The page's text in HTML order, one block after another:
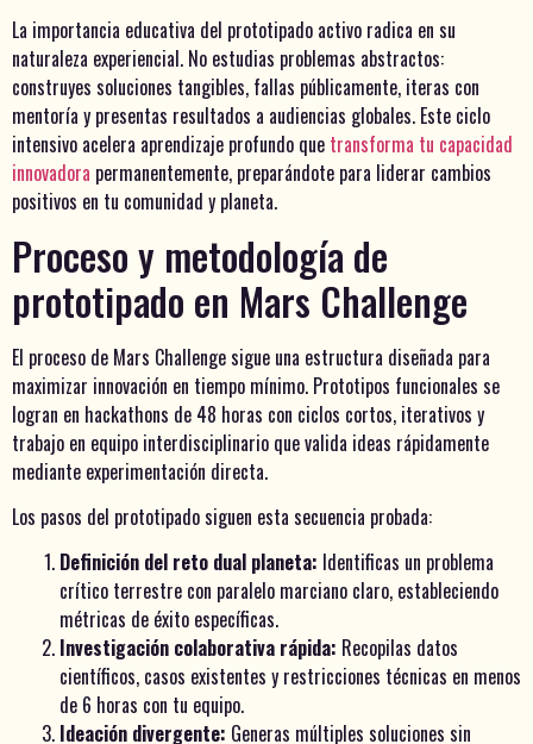
La importancia educativa del prototipado activo radica en su
naturaleza experiencial. No estudias problemas abstractos:
construyes soluciones tangibles, fallas públicamente, iteras con
mentoría y presentas resultados a audiencias globales. Este ciclo
intensivo acelera aprendizaje profundo que transforma tu capacidad
innovadora permanentemente, preparándote para liderar cambios
positivos en tu comunidad y planeta.
Proceso y metodología de
prototipado en Mars Challenge
El proceso de Mars Challenge sigue una estructura diseñada para
maximizar innovación en tiempo mínimo. Prototipos funcionales se
logran en hackathons de 48 horas con ciclos cortos, iterativos y
trabajo en equipo interdisciplinario que valida ideas rápidamente
mediante experimentación directa.
Los pasos del prototipado siguen esta secuencia probada:
Definición del reto dual planeta: Identificas un problema
crítico terrestre con paralelo marciano claro, estableciendo
métricas de éxito específicas.
Investigación colaborativa rápida: Recopilas datos
científicos, casos existentes y restricciones técnicas en menos
de 6 horas con tu equipo.
Ideación divergente: Generas múltiples soluciones sin